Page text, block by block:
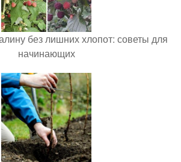
без лишних хлопот: советы для
начинающих